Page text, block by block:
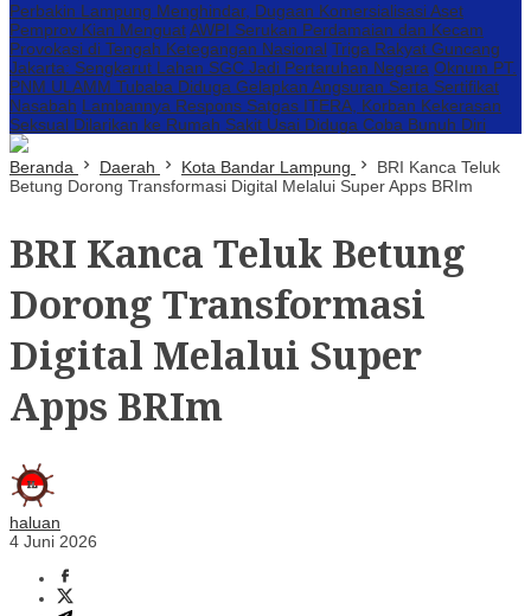
Perbakin Lampung Menghindar, Dugaan Komersialisasi Aset
Pemprov Kian MenguatAWPI Serukan Perdamaian dan Kecam
Provokasi di Tengah Ketegangan Nasional Triga Rakyat Guncang
Jakarta: Sengkarut Lahan SGC Jadi Pertaruhan Negara Oknum PT.
PNM ULAMM Tubaba Diduga Gelapkan Angsuran Serta Sertifikat
Nasabah Lambannya Respons Satgas ITERA, Korban Kekerasan
Seksual Dilarikan ke Rumah Sakit Usai Diduga Coba Bunuh Diri
Beranda Daerah Kota Bandar Lampung
BRI Kanca Teluk
Betung Dorong Transformasi Digital Melalui Super Apps BRIm
BRI Kanca Teluk Betung
Dorong Transformasi
Digital Melalui Super
Apps BRIm
haluan
4 Juni 2026